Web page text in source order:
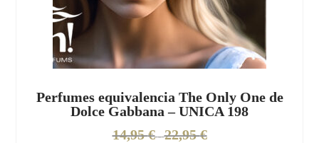
Perfumes equivalencia The Only One de
Dolce Gabbana – UNICA 198
14,95€ - 22,95€